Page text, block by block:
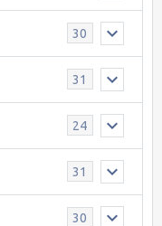
30
31
24
31
30